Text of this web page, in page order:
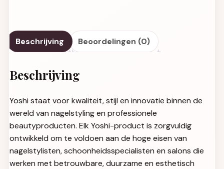
Beschrijving Beoordelingen (0)
Beschrijving
Yoshi staat voor kwaliteit, stijl en innovatie binnen de
wereld van nagelstyling en professionele
beautyproducten. Elk Yoshi-product is zorgvuldig
ontwikkeld om te voldoen aan de hoge eisen van
nagelstylisten, schoonheidsspecialisten en salons die
werken met betrouwbare, duurzame en esthetisch